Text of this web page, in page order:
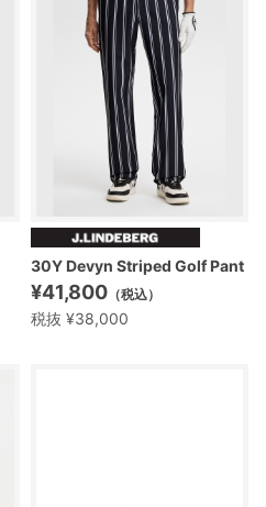
30Y Devyn Striped Golf Pant
¥41,800 （税込）
税抜 ¥38,000